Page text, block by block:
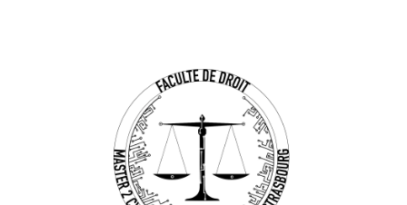
DE
POSITION
DOMINANTE